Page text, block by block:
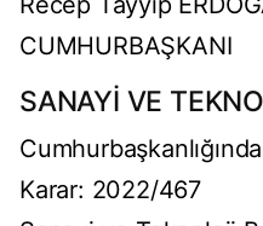
CUMHURBAŞKANI
SANAYİ VE
Karar: 2022/467